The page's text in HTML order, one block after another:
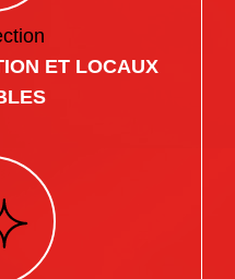
ET LOCAUX